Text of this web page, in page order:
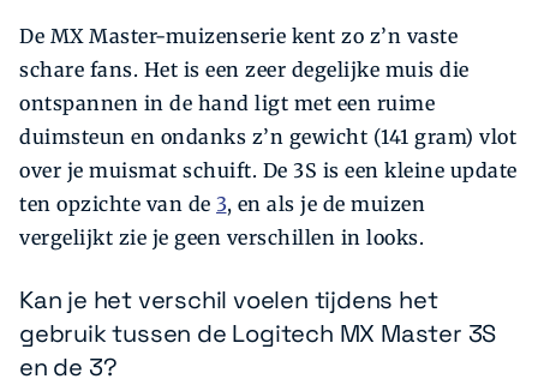
De MX Master-muizenserie kent zo z’n vaste
schare fans. Het is een zeer degelijke muis die
ontspannen in de hand ligt met een ruime
duimsteun en ondanks z’n gewicht (141 gram) vlot
over je muismat schuift­. De 3S is een kleine update
ten opzichte van de 3, en als je de muizen
vergelijkt zie je geen verschillen in looks.
Kan je het verschil voelen tijdens het
gebruik tussen de Logitech MX Master 3S
en de 3?